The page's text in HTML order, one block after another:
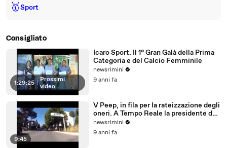
🥇Sport
Consigliato
1:29:25 | Prossimi
video
Icaro Sport. Il 1° Gran Galà della Prima
Categoria e del Calcio Femminile
newsrimini
9 anni fa
9:45
V Peep, in fila per la rateizzazione degli
oneri. A Tempo Reale la presidente del
Comitato
newsrimini
9 anni fa